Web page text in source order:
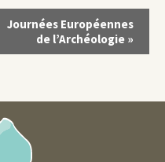
Journées Européennes
de l’Archéologie »